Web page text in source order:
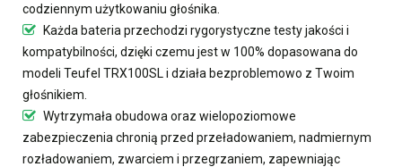
codziennym użytkowaniu głośnika.
Każda bateria przechodzi rygorystyczne testy jakości i
kompatybilności, dzięki czemu jest w 100% dopasowana do
modeli Teufel TRX100SL i działa bezproblemowo z Twoim
głośnikiem.
Wytrzymała obudowa oraz wielopoziomowe
zabezpieczenia chronią przed przeładowaniem, nadmiernym
rozładowaniem, zwarciem i przegrzaniem, zapewniając